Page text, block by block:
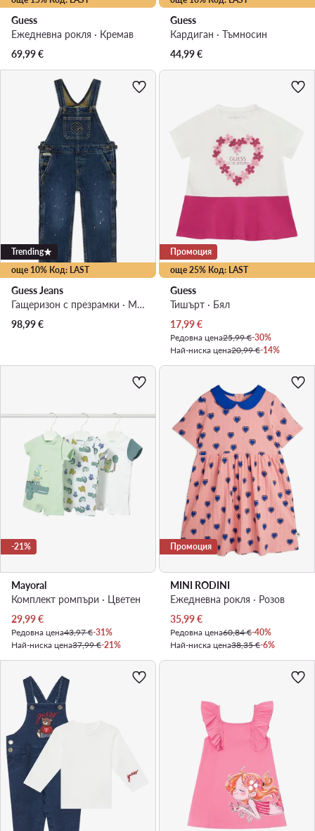
Guess
Ежедневна рокля · Кремав
69,99€
Guess
Кардиган · Тъмносин
44,99€
още 10% Код: LAST
Trending
Guess Jeans
Гащеризон с презрамки · Миньоните · Тъмносин
98,99€
още 25% Код: LAST
Промоция
Guess
Тишърт · Бял
Актуална цена
17,99€
Редовна цена25,99 €-30%
Най-ниска цена20,99 €-14%
-21%
Mayoral
Комплект ромпъри · Цветен
Актуална цена
29,99€
Редовна цена43,97 €-31%
Най-ниска цена37,99 €-21%
Промоция
MINI RODINI
Ежедневна рокля · Розов
Актуална цена
35,99€
Редовна цена60,84 €-40%
Най-ниска цена38,35 €-6%